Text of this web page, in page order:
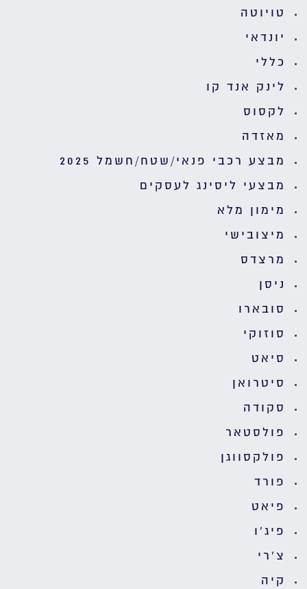
טויוטה
יונדאי
כללי
לינק אנד קו
לקסוס
מאזדה
מבצע רכבי פנאי/שטח/חשמל 2025
מבצעי ליסינג לעסקים
מימון מלא
מיצובישי
מרצדס
ניסן
סובארו
סוזוקי
סיאט
סיטרואן
סקודה
פולסטאר
פולקסווגן
פורד
פיאט
פיג'ו
צ'רי
קיה